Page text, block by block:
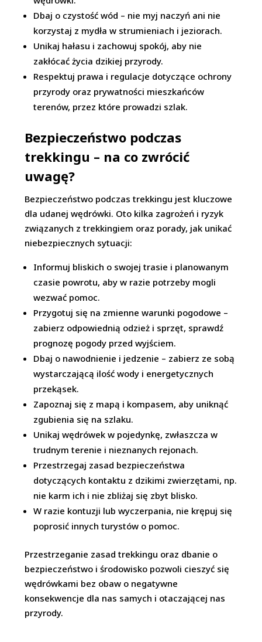
Dbaj o czystość wód – nie myj naczyń ani nie
korzystaj z mydła w strumieniach i jeziorach.
Unikaj hałasu i zachowuj spokój, aby nie
zakłócać życia dzikiej przyrody.
Respektuj prawa i regulacje dotyczące ochrony
przyrody oraz prywatności mieszkańców
terenów, przez które prowadzi szlak.
Bezpieczeństwo podczas
trekkingu – na co zwrócić
uwagę?
Bezpieczeństwo podczas trekkingu jest kluczowe
dla udanej wędrówki. Oto kilka zagrożeń i ryzyk
związanych z trekkingiem oraz porady, jak unikać
niebezpiecznych sytuacji:
Informuj bliskich o swojej trasie i planowanym
czasie powrotu, aby w razie potrzeby mogli
wezwać pomoc.
Przygotuj się na zmienne warunki pogodowe –
zabierz odpowiednią odzież i sprzęt, sprawdź
prognozę pogody przed wyjściem.
Dbaj o nawodnienie i jedzenie – zabierz ze sobą
wystarczającą ilość wody i energetycznych
przekąsek.
Zapoznaj się z mapą i kompasem, aby uniknąć
zgubienia się na szlaku.
Unikaj wędrówek w pojedynkę, zwłaszcza w
trudnym terenie i nieznanych rejonach.
Przestrzegaj zasad bezpieczeństwa
dotyczących kontaktu z dzikimi zwierzętami, np.
nie karm ich i nie zbliżaj się zbyt blisko.
W razie kontuzji lub wyczerpania, nie krępuj się
poprosić innych turystów o pomoc.
Przestrzeganie zasad trekkingu oraz dbanie o
bezpieczeństwo i środowisko pozwoli cieszyć się
wędrówkami bez obaw o negatywne
konsekwencje dla nas samych i otaczającej nas
przyrody.